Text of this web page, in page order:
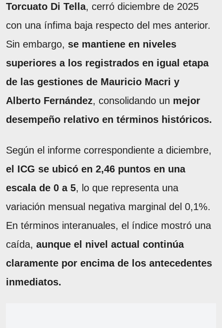
Torcuato Di Tella, cerró diciembre de 2025
con una ínfima baja respecto del mes anterior.
Sin embargo, se mantiene en niveles
superiores a los registrados en igual etapa
de las gestiones de Mauricio Macri y
Alberto Fernández, consolidando un mejor
desempeño relativo en términos históricos.
Según el informe correspondiente a diciembre,
el ICG se ubicó en 2,46 puntos en una
escala de 0 a 5, lo que representa una
variación mensual negativa marginal del 0,1%.
En términos interanuales, el índice mostró una
caída, aunque el nivel actual continúa
claramente por encima de los antecedentes
inmediatos.